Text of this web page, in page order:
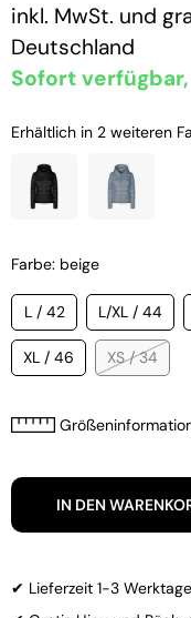
inkl. MwSt. und
Deutschland
Sofort
Erhältlich in 2 weiteren
Farbe: beige
L / 42 L/XL / 44
XL / 46 XS / 34
IN DEN
✔ Lieferzeit 1-3 Werktage